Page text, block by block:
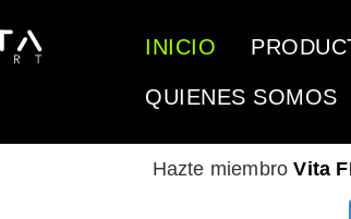
INICIO
QUIENES SOMOS
Hazte miembroVita